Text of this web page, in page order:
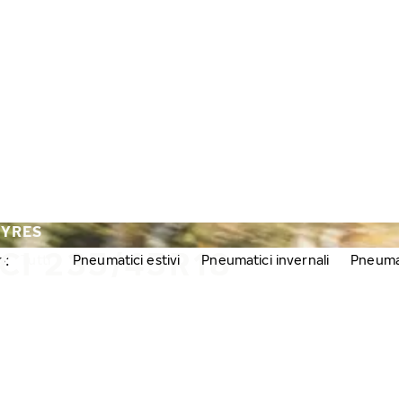
235/45R18
Pneumatici estivi Pneumatici invernali